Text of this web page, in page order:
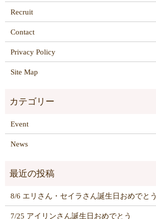
Recruit
Contact
Privacy Policy
Site Map
Event
News
8/6 エリさん・セイラさん誕生日おめでとう
7/25 アイリンさん誕生日おめでとう